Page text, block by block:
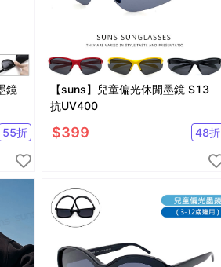
鏡
55折
【suns】兒童偏光休閒墨鏡 S13
抗UV400
$399 48折